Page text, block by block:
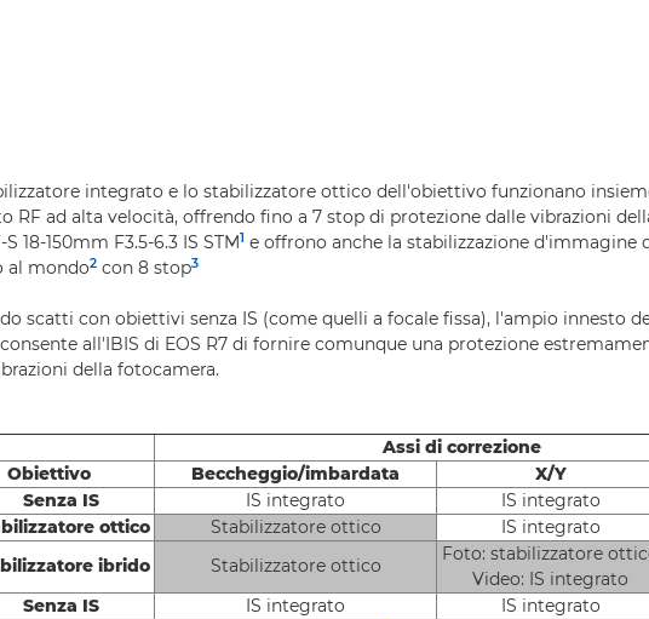
integrato e lo stabilizzatore ottico dell'obiettivo funzionano
RF ad alta velocità, offrendo fino a 7 stop di protezione dalle vibrazioni
18-150mm F3.5-6.3 IS STM1 e offrono anche la stabilizzazione d'immagine
al mondo2 con 8 stop3
scatti con obiettivi senza IS (come quelli a focale fissa), l'ampio innesto
consente all'IBIS di EOS R7 di fornire comunque una protezione
della fotocamera.
Assi di correzione
Obiettivo
Beccheggio/imbardata X/Y
Senza IS IS integrato IS integrato
ottico
Stabilizzatore ottico IS integrato
ibrido
Stabilizzatore ottico
Foto: stabilizzatore
Video: IS integrato
Senza IS IS integrato IS integrato